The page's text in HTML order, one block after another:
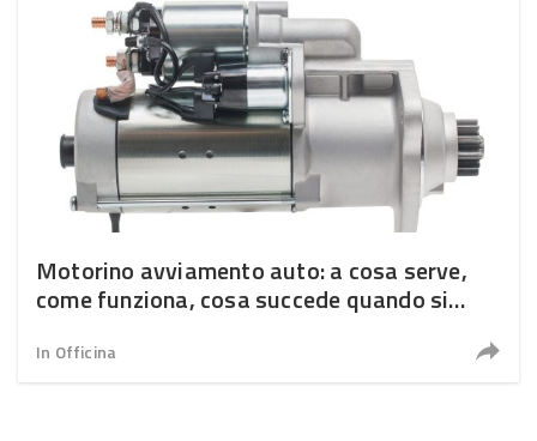
Motorino avviamento auto: a cosa serve,
come funziona, cosa succede quando si
In Officina